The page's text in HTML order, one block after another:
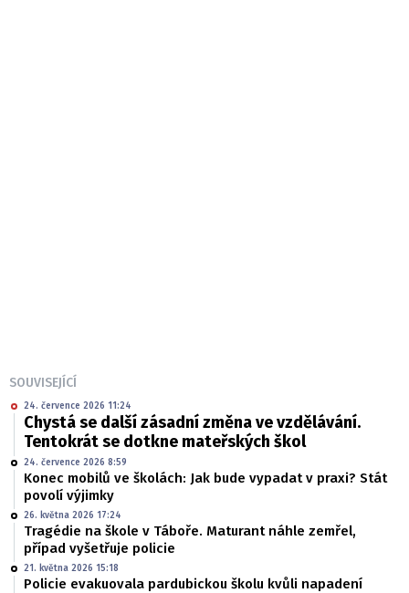
SOUVISEJÍCÍ
24. července 2026 11:24
Chystá se další zásadní změna ve vzdělávání.
Tentokrát se dotkne mateřských škol
24. července 2026 8:59
Konec mobilů ve školách: Jak bude vypadat v praxi? Stát
povolí výjimky
26. května 2026 17:24
Tragédie na škole v Táboře. Maturant náhle zemřel,
případ vyšetřuje policie
21. května 2026 15:18
Policie evakuovala pardubickou školu kvůli napadení